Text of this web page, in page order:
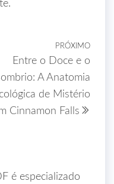
PRÓXIMO
Entre o Doce e o
A Anatomia
de Mistério
Cinnamon Falls
é especializado